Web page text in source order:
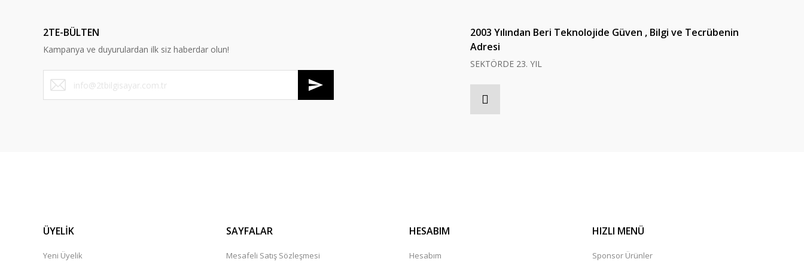
Ürün bilgilerinde hatalar bulunuyor.
Ürün fiyatı diğer sitelerden daha pahalı.
Bu ürüne benzer farklı alternatifler olmalı.
2TE-BÜLTEN
Kampanya ve duyurulardan ilk siz haberdar olun!
2003 Yılından Beri Teknolojide Güven , Bilgi ve Tecrübenin
Adresi
SEKTÖRDE 23. YIL
ÜYELİK
Yeni Üyelik
SAYFALAR
Mesafeli Satış Sözleşmesi
HESABIM
Hesabım
HIZLI MENÜ
Sponsor Ürünler